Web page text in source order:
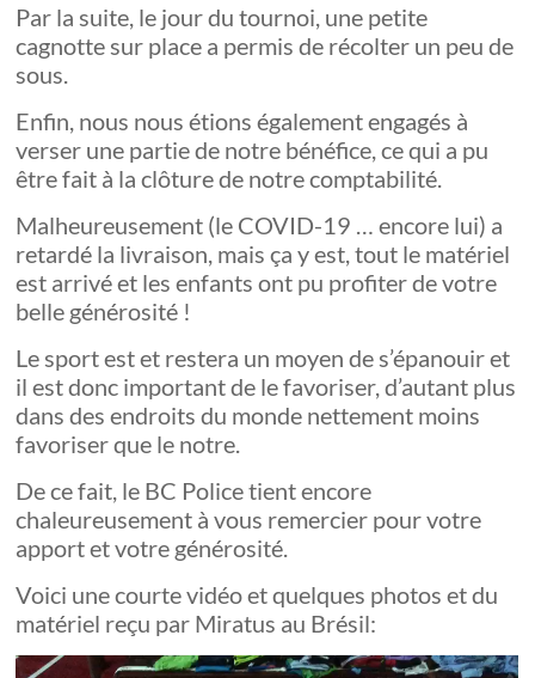
Par la suite, le jour du tournoi, une petite
cagnotte sur place a permis de récolter un peu de
sous.
Enfin, nous nous étions également engagés à
verser une partie de notre bénéfice, ce qui a pu
être fait à la clôture de notre comptabilité.
Malheureusement (le COVID-19 … encore lui) a
retardé la livraison, mais ça y est, tout le matériel
est arrivé et les enfants ont pu profiter de votre
belle générosité !
Le sport est et restera un moyen de s’épanouir et
il est donc important de le favoriser, d’autant plus
dans des endroits du monde nettement moins
favoriser que le notre.
De ce fait, le BC Police tient encore
chaleureusement à vous remercier pour votre
apport et votre générosité.
Voici une courte vidéo et quelques photos et du
matériel reçu par Miratus au Brésil: